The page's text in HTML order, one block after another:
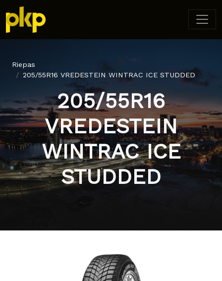
Riepas
205/55R16 VREDESTEIN WINTRAC ICE STUDDED
205/55R16
VREDESTEIN
WINTRAC ICE
STUDDED